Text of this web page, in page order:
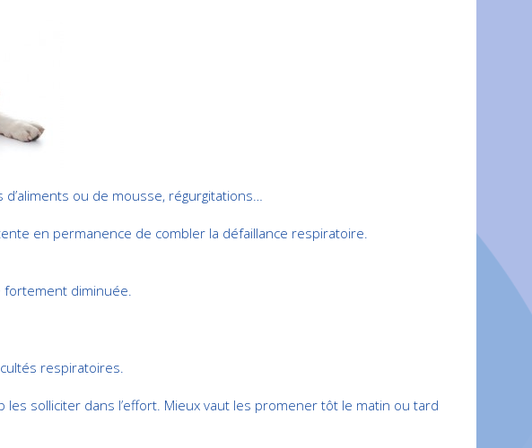
ou de mousse, régurgitations…
en permanence de combler la défaillance respiratoire.
fortement diminuée.
respiratoires.
solliciter dans l’effort. Mieux vaut les promener tôt le matin ou tard